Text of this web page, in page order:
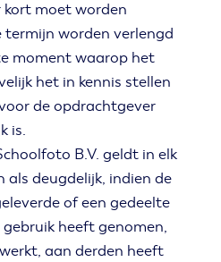
moet worden
termijn worden verlengd
moment waarop het
het in kennis stellen
de opdrachtgever
is.
B.V. geldt in elk
als deugdelijk, indien de
of een gedeelte
heeft genomen,
aan derden heeft